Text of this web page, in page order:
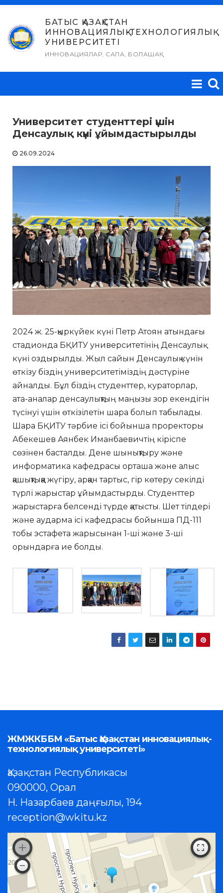
Skip
content
БАТЫС ҚАЗАҚСТАН
ИННОВАЦИЯЛЫҚ-ТЕХНОЛОГИЯЛЫҚ
УНИВЕРСИТЕТІ
ИННОВАЦИЯЛАР, САПА, БОЛАШАҚ
Университет студенттері үшін
Денсаулық күні ұйымдастырылды
26.09.2024
2024 ж. 25-қыркүйек күні Петр Атоян атындағы
стадионда БҚИТУ университетінің Денсаулық
күні оздырылды. Жыл сайын Денсаулық күнін
өткізу біздің университетіміздің дәстүріне
айналды. Бұл біздің студенттер, кураторлар,
ата-аналар денсаулықтың маңызы зор екендігін
түсінуі үшін өткізілетін шара болып табылады.
Шара БҚИТУ тәрбие ісі бойынша проректоры
Абекешев Аянбек Иманбаевичтің кіріспе
сөзінен басталды. Дене шынықтыру және
информатика кафедрасы орташа және алыс
қашықтыққа жүгіру, арқан тартыс, гір көтеру секілді
түрлі жарыстар ұйымдастырды. Студенттер
жарыстарға белсенді түрде қатысты. Шет тілдері
және аударма ісі кафедрасы бойынша ПД-111
тобы эстафета жарысынан 1-ші және 3-ші
орындарға ие болды.
ЖМЖКББМ «Батыс Қазақстан инновациялық-
технологиялық университеті»
Қазақстан Республикасы
090000, Орал
Н. Назарбаев даңғылы, 194
reception@wkitu.kz